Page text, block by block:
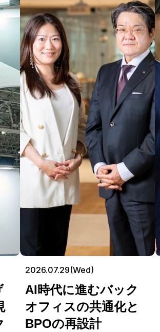
2026.07.29(Wed)
AI時代に進むバック
オフィスの共通化と
BPOの再設計